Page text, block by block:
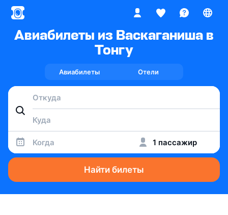
Авиабилеты из Васкаганиша в
Тонгу
Авиабилеты Отели
Когда 1 пассажир
Найти билеты